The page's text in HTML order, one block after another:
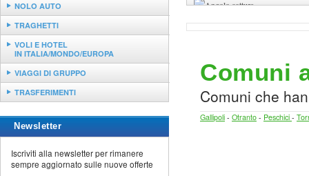
Comuni
Comuni che
Gallipoli - Otranto - Peschici -
NOLO AUTO
TRAGHETTI
VOLI E HOTEL
IN ITALIA/MONDO/EUROPA
VIAGGI DI GRUPPO
TRASFERIMENTI
Newsletter
Iscriviti alla newsletter per rimanere
sempre aggiornato sulle nuove offerte